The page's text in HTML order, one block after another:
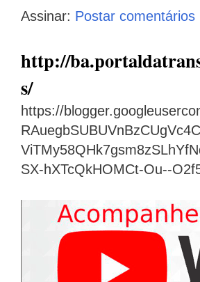
Assinar: Postar comentários
http://
s/
https://
SX-hXTcQkHOMCt-Ou--